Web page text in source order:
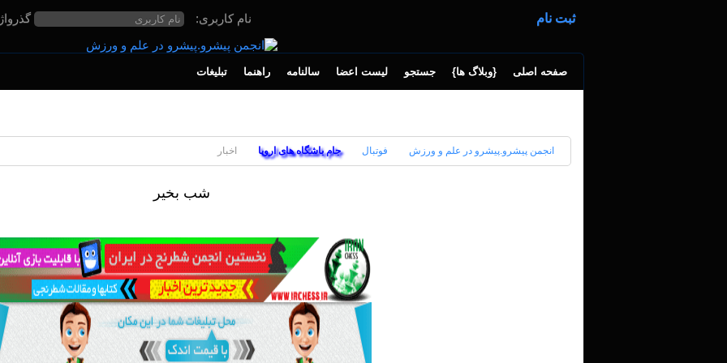
ثبت نام نام کاربری:
صفحه اصلی {وبلاگ ها} جستجو لیست اعضا سالنامه راهنما تبلیغات
انجمن پیشرو.پیشرو در علم و ورزش فوتبال جام باشگاه های اروپا اخبار
شب بخير